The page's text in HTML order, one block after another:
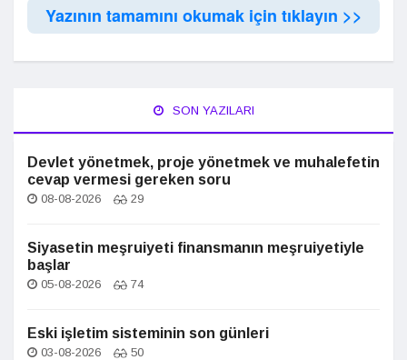
Yazının tamamını okumak için tıklayın >>
SON YAZILARI
Devlet yönetmek, proje yönetmek ve muhalefetin
cevap vermesi gereken soru
08-08-2026 29
Siyasetin meşruiyeti finansmanın meşruiyetiyle
başlar
05-08-2026 74
Eski işletim sisteminin son günleri
03-08-2026 50